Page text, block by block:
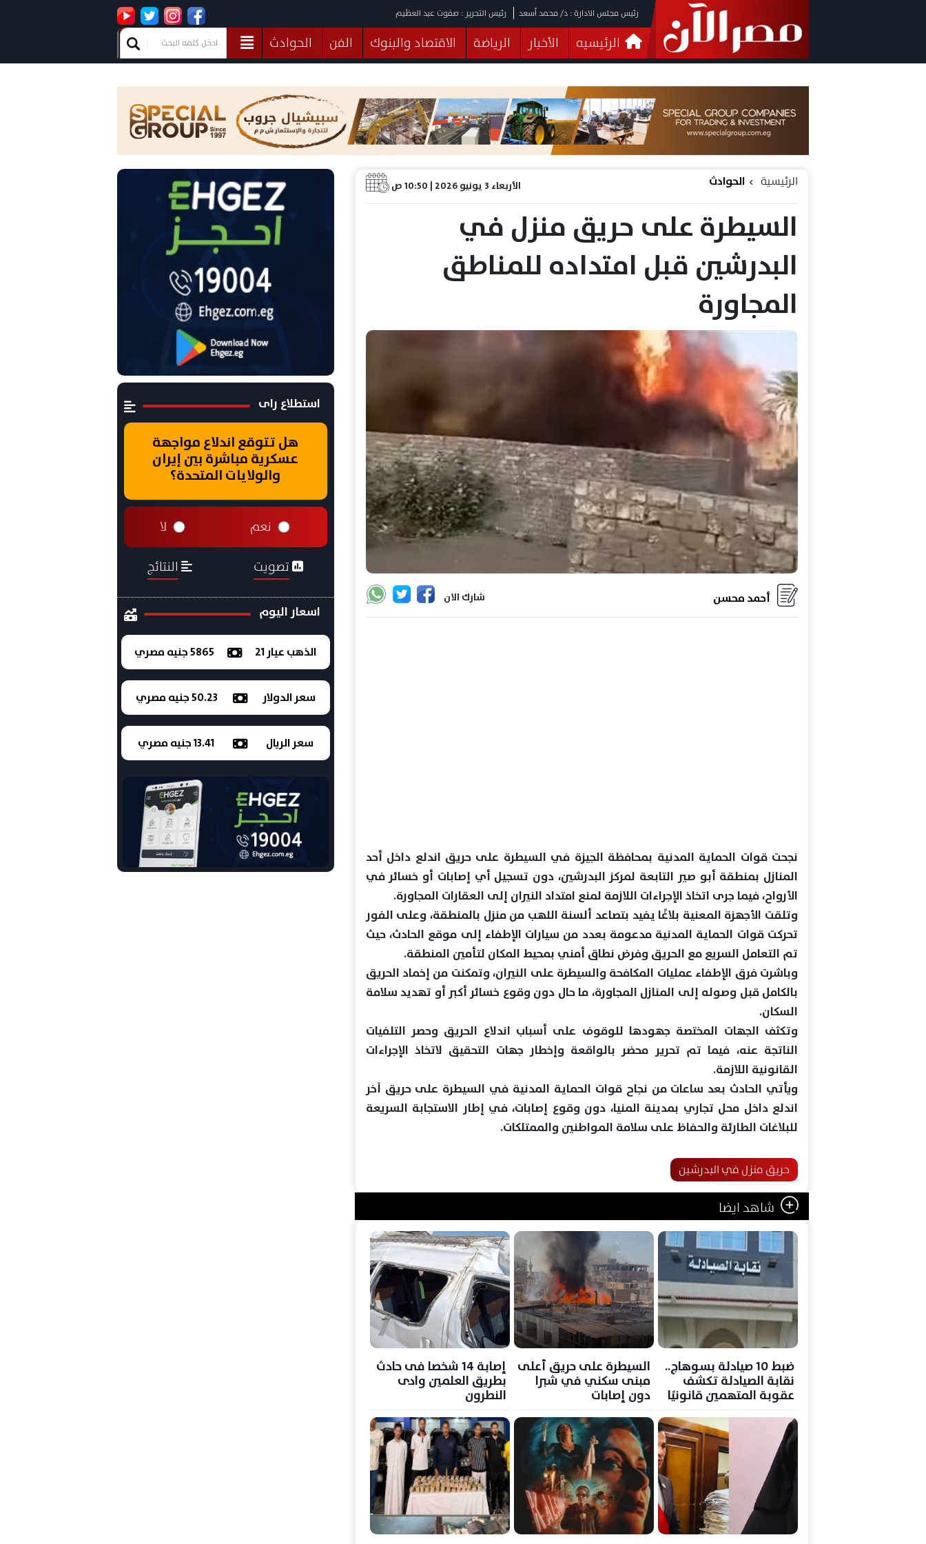
رئيس مجلس الادارة : د/ محمد أسعد رئيس التحرير : صفوت عبد العظيم
الرئيسيه الأخبار الرياضة الاقتصاد والبنوك الفن
الحوادث
فيديوهات
البرلمان صحة الثقافة خدمات منوعات
الأربعاء 3 يونيو 2026 | 10:50 ص الرئيسية الحوادث
السيطرة على حريق منزل في
البدرشين قبل امتداده للمناطق
المجاورة
شارك الان أحمد محسن
نجحت قوات الحماية المدنية بمحافظة الجيزة في السيطرة على حريق اندلع داخل أحد
المنازل بمنطقة أبو صير التابعة لمركز البدرشين، دون تسجيل أي إصابات أو خسائر في
الأرواح، فيما جرى اتخاذ الإجراءات اللازمة لمنع امتداد النيران إلى العقارات المجاورة.
وتلقت الأجهزة المعنية بلاغًا يفيد بتصاعد ألسنة اللهب من منزل بالمنطقة، وعلى الفور
تحركت قوات الحماية المدنية مدعومة بعدد من سيارات الإطفاء إلى موقع الحادث، حيث
تم التعامل السريع مع الحريق وفرض نطاق أمني بمحيط المكان لتأمين المنطقة.
وباشرت فرق الإطفاء عمليات المكافحة والسيطرة على النيران، وتمكنت من إخماد الحريق
بالكامل قبل وصوله إلى المنازل المجاورة، ما حال دون وقوع خسائر أكبر أو تهديد سلامة
السكان.
وتكثف الجهات المختصة جهودها للوقوف على أسباب اندلاع الحريق وحصر التلفيات
الناتجة عنه، فيما تم تحرير محضر بالواقعة وإخطار جهات التحقيق لاتخاذ الإجراءات
القانونية اللازمة.
ويأتي الحادث بعد ساعات من نجاح قوات الحماية المدنية في السيطرة على حريق آخر
اندلع داخل محل تجاري بمدينة المنيا، دون وقوع إصابات، في إطار الاستجابة السريعة
للبلاغات الطارئة والحفاظ على سلامة المواطنين والممتلكات.
حريق منزل في البدرشين
شاهد ايضا
ضبط 10 صيادلة بسوهاج..
نقابة الصيادلة تكشف
عقوبة المتهمين قانونيًا
السيطرة على حريق أعلى
مبنى سكني في شبرا
دون إصابات
إصابة 14 شخصا فى حادث
بطريق العلمين وادى
النطرون
استطلاع راى
هل تتوقع اندلاع مواجهة
عسكرية مباشرة بين إيران
والولايات المتحدة؟
نعم لا
تصويت النتائج
اسعار اليوم
الذهب عيار 21 5865 جنيه مصري
سعر الدولار 50.23 جنيه مصري
سعر الريال 13.41 جنيه مصري